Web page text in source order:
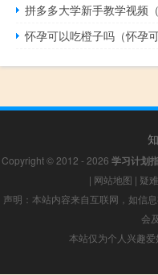
拼多多大学新手教学视频
怀孕可以吃橙子吗（怀孕
Copyright © 2012 - 2026 学习计划
| 网站地图 | 疑
声明：本站内容来自互联网，如信
会
本站仅为个人兴趣